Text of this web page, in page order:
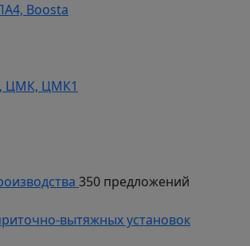
Boosta
ЦМК, ЦМК1
350 предложений
вытяжных установок